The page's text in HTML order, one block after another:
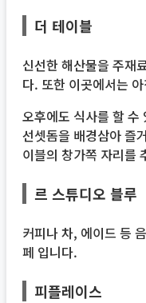
더 테이블
신선한 해산물을 주재
다. 또한 이곳에서는
오후에도 식사를 할 수
선셋돔을 배경삼아 즐
이블의 창가쪽 자리를
르 스튜디오 블루
커피나 차, 에이드 등
페 입니다.
피플레이스